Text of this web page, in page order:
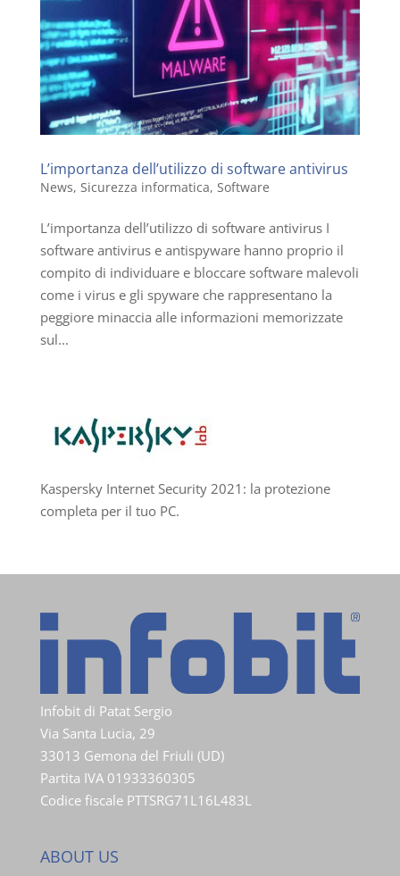
L’importanza dell’utilizzo di software antivirus
News, Sicurezza informatica, Software
L’importanza dell’utilizzo di software antivirus I
software antivirus e antispyware hanno proprio il
compito di individuare e bloccare software malevoli
come i virus e gli spyware che rappresentano la
peggiore minaccia alle informazioni memorizzate
sul...
Kaspersky Internet Security 2021: la protezione
completa per il tuo PC.
Infobit di Patat Sergio
Via Santa Lucia, 29
33013 Gemona del Friuli (UD)
Partita IVA 01933360305
Codice fiscale PTTSRG71L16L483L
ABOUT US